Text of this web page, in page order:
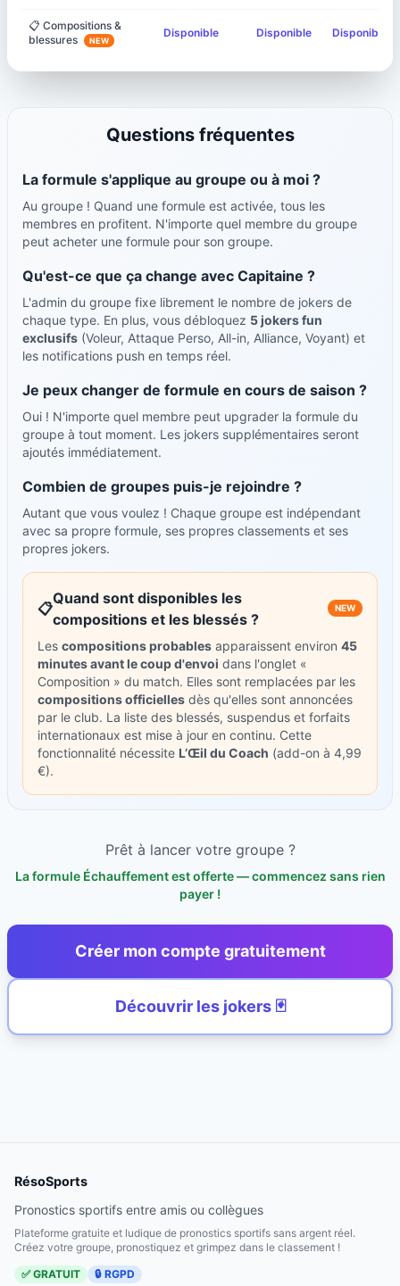
📋 Compositions &
blessures
NEW
Disponible Disponible Disponible
Questions fréquentes
La formule s'applique au groupe ou à moi ?
Au groupe ! Quand une formule est activée, tous les
membres en profitent. N'importe quel membre du groupe
peut acheter une formule pour son groupe.
Qu'est-ce que ça change avec Capitaine ?
L'admin du groupe fixe librement le nombre de jokers de
chaque type. En plus, vous débloquez 5 jokers fun
exclusifs (Voleur, Attaque Perso, All-in, Alliance, Voyant) et
les notifications push en temps réel.
Je peux changer de formule en cours de saison ?
Oui ! N'importe quel membre peut upgrader la formule du
groupe à tout moment. Les jokers supplémentaires seront
ajoutés immédiatement.
Combien de groupes puis-je rejoindre ?
Autant que vous voulez ! Chaque groupe est indépendant
avec sa propre formule, ses propres classements et ses
propres jokers.
📋
Quand sont disponibles les
compositions et les blessés ?
NEW
Les compositions probables apparaissent environ 45
minutes avant le coup d'envoi dans l'onglet «
Composition » du match. Elles sont remplacées par les
compositions officielles dès qu'elles sont annoncées
par le club. La liste des blessés, suspendus et forfaits
internationaux est mise à jour en continu. Cette
fonctionnalité nécessite L’Œil du Coach (add-on à 4,99
€).
Prêt à lancer votre groupe ?
La formule Échauffement est offerte — commencez sans rien
payer !
Créer mon compte gratuitement
Découvrir les jokers 🃏
RésoSports
Pronostics sportifs entre amis ou collègues
Plateforme gratuite et ludique de pronostics sportifs sans argent réel.
Créez votre groupe, pronostiquez et grimpez dans le classement !
✅ GRATUIT
🔒 RGPD